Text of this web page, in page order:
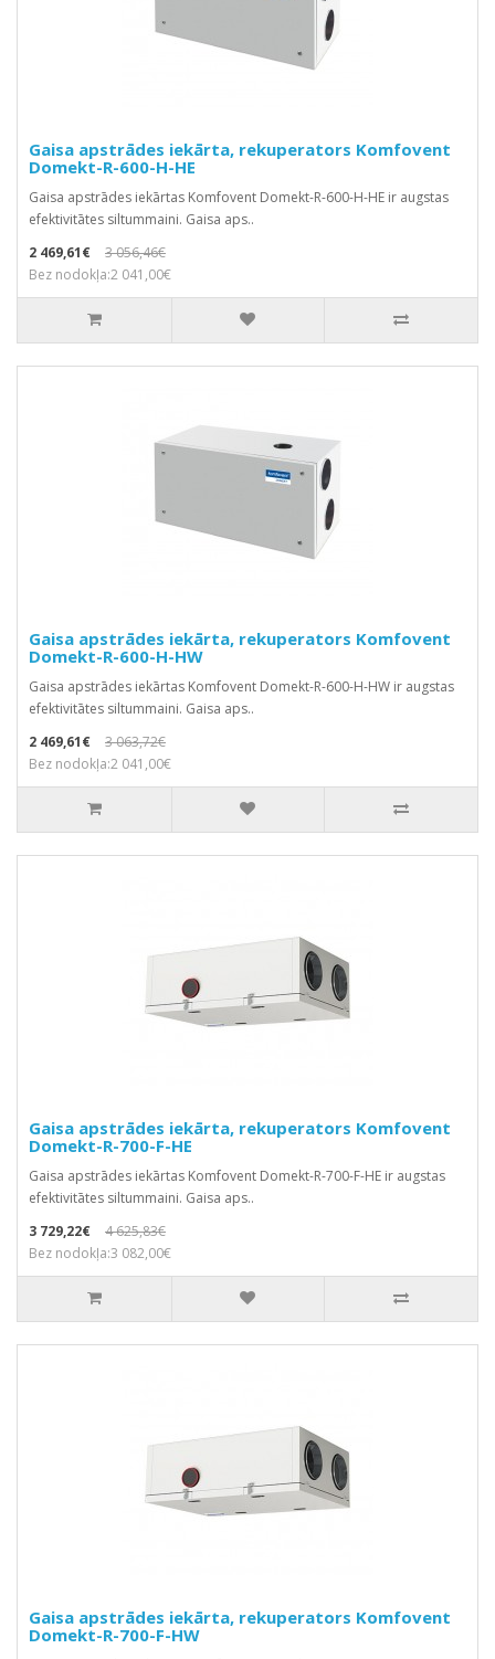
Gaisa apstrādes iekārta, rekuperators Komfovent
Domekt-R-600-H-HE
Gaisa apstrādes iekārtas Komfovent Domekt-R-600-H-HE ir augstas
efektivitātes siltummaini. Gaisa aps..
2 469,61€
3 056,46€
Bez nodokļa:2 041,00€
Gaisa apstrādes iekārta, rekuperators Komfovent
Domekt-R-600-H-HW
Gaisa apstrādes iekārtas Komfovent Domekt-R-600-H-HW ir augstas
efektivitātes siltummaini. Gaisa aps..
2 469,61€
3 063,72€
Bez nodokļa:2 041,00€
Gaisa apstrādes iekārta, rekuperators Komfovent
Domekt-R-700-F-HE
Gaisa apstrādes iekārtas Komfovent Domekt-R-700-F-HE ir augstas
efektivitātes siltummaini. Gaisa aps..
3 729,22€
4 625,83€
Bez nodokļa:3 082,00€
Gaisa apstrādes iekārta, rekuperators Komfovent
Domekt-R-700-F-HW